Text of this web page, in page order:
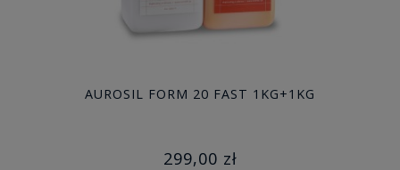
AUROSIL FORM 20 FAST 1KG+1KG
299,00 zł